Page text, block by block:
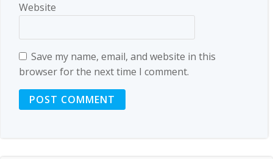
Website
Save my name, email, and website in this
browser for the next time I comment.